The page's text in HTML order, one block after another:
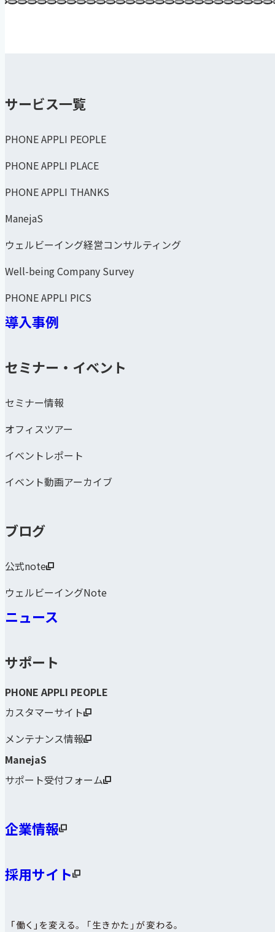
サービス一覧
PHONE APPLI PEOPLE
PHONE APPLI PLACE
PHONE APPLI THANKS
ManejaS
ウェルビーイング経営コンサルティング
Well-being Company Survey
PHONE APPLI PICS
導入事例
セミナー・イベント
セミナー情報
オフィスツアー
イベントレポート
イベント動画アーカイブ
ブログ
公式note
ウェルビーイングNote
ニュース
サポート
PHONE APPLI PEOPLE
カスタマーサイト
メンテナンス情報
ManejaS
サポート受付フォーム
企業情報
採用サイト